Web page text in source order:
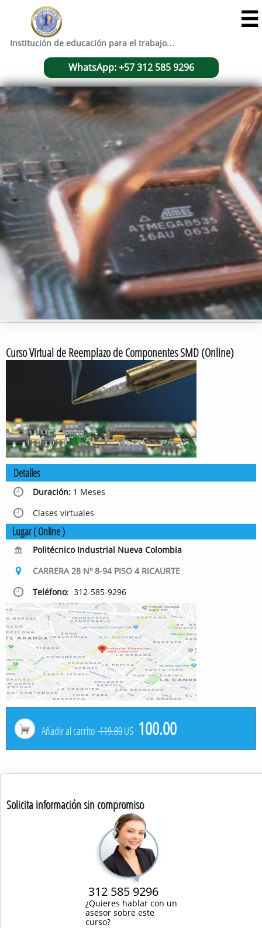

WhatsApp: +57 312 585 9296
Institución de educación para el trabajo…
Curso Virtual de Reemplazo de Componentes SMD (Online)
Detalles​
Duración: 1 Meses

Clases virtuales

Lugar ( Online )
Politécnico Industrial Nueva Colombia

CARRERA 28 Nº 8-94 PISO 4 RICAURTE

Teléfono​​: 312-585-9296

Añadir al carrito 119.80US 100.00

Solicita información sin compromiso
312 585 9296
¿Quieres hablar con un
asesor sobre este
curso?